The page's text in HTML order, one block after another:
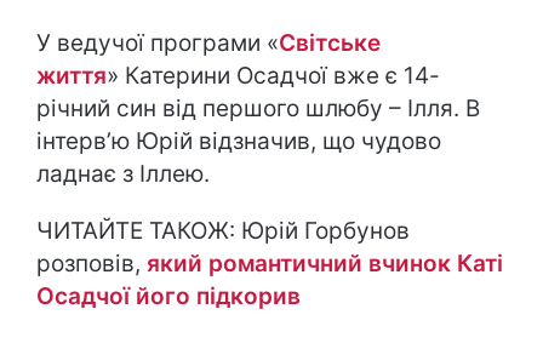
У ведучої програми «Світське
життя» Катерини Осадчої вже є 14-
річний син від першого шлюбу – Ілля. В
інтерв’ю Юрій відзначив​, що чудово
ладнає з Іллею.
ЧИТАЙТЕ ТАКОЖ: Юрій Горбунов
розповів, який романтичний вчинок Каті
Осадчої його підкорив